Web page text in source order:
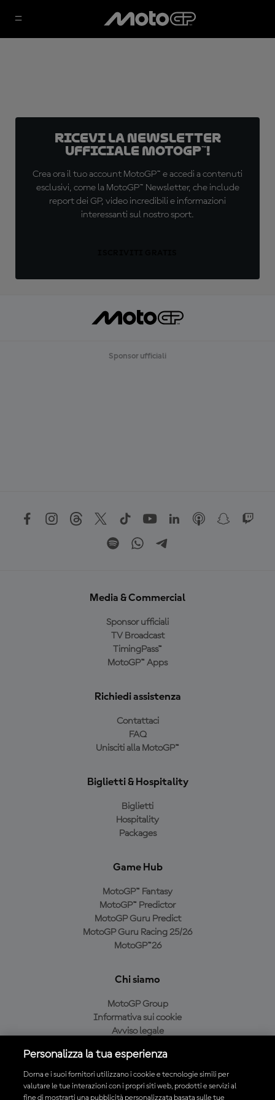
Ricevi la newsletter
ufficiale MotoGP™!
Crea ora il tuo account MotoGP™ e accedi a contenuti
esclusivi, come la MotoGP™ Newsletter, che include
report dei GP, video incredibili e informazioni
interessanti sul nostro sport.
Sponsor ufficiali
Media & Commercial
Sponsor ufficiali
TV Broadcast
TimingPass™
MotoGP™ Apps
Richiedi assistenza
Contattaci
FAQ
Unisciti alla MotoGP™
Biglietti & Hospitality
Biglietti
Hospitality
Packages
Game Hub
MotoGP™ Fantasy
MotoGP™ Predictor
MotoGP Guru Predict
MotoGP Guru Racing 25/26
MotoGP™26
Chi siamo
MotoGP Group
Informativa sui cookie
Avviso legale
Condizioni di acquisto
Personalizza la tua esperienza
Dorna e i suoi fornitori utilizzano i cookie e tecnologie simili per
valutare le tue interazioni con i propri siti web, prodotti e servizi al
fine di mostrarti una pubblicità personalizzata basata sulle tue